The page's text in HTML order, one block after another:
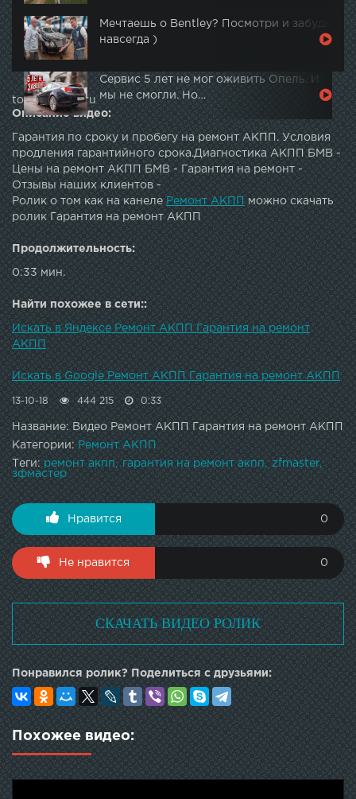
Мечтаешь о Bentley? Посмотри и забудь
навсегда )
Сервис 5 лет не мог оживить Опель. И
мы не смогли. Но…
topautotube.ru
Описание видео:
Гарантия по сроку и пробегу на ремонт АКПП. Условия
продления гарантийного срока.Диагностика АКПП БМВ -
Цены на ремонт АКПП БМВ - Гарантия на ремонт -
Отзывы наших клиентов -
Ролик о том как на канеле Ремонт АКПП можно скачать
ролик Гарантия на ремонт АКПП
Продолжительность:
0:33 мин.
Найти похожее в сети::
Искать в Яндексе Ремонт АКПП Гарантия на ремонт
АКПП
Искать в Google Ремонт АКПП Гарантия на ремонт АКПП
13-10-18 444 215 0:33
Название: Видео Ремонт АКПП Гарантия на ремонт АКПП
Категории:Ремонт АКПП
Теги: ремонт акпп гарантия на ремонт акпп
zfmaster
зфмастер
Нравится 0
Не нравится 0
СКАЧАТЬ ВИДЕО РОЛИК
Понравился ролик? Поделиться с друзьями:
Похожее видео: